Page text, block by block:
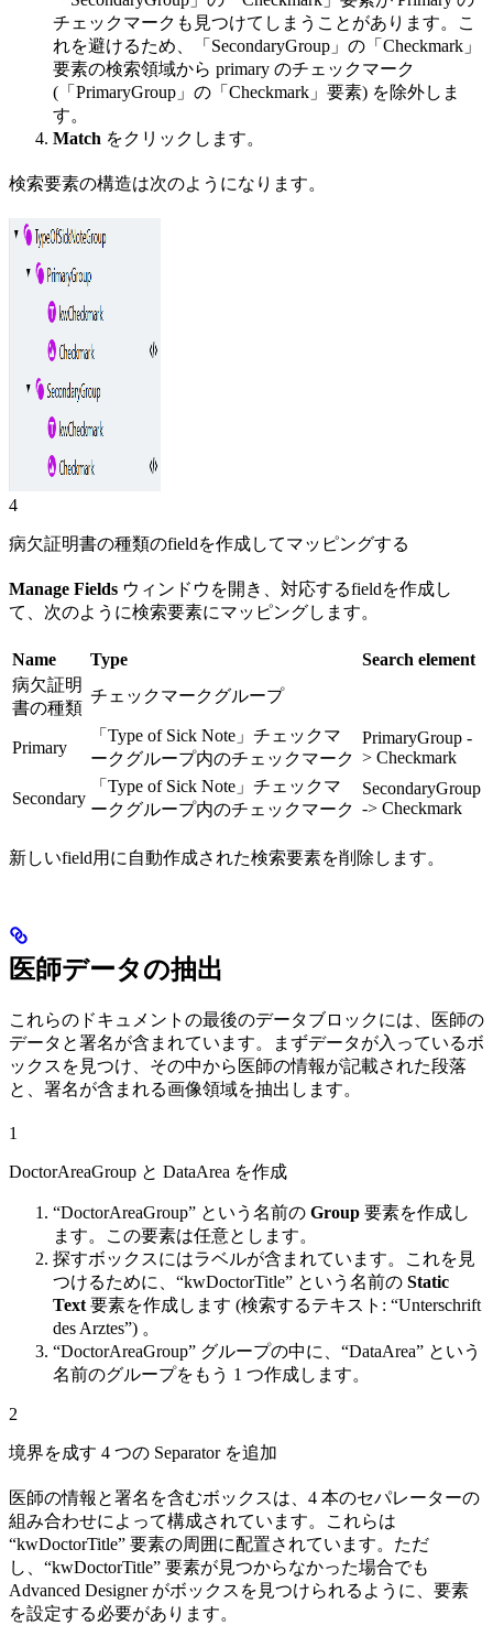
チェックマークも見つけてしまうことがあります。こ
れを避けるため、「SecondaryGroup」の「Checkmark」
要素の検索領域から primary のチェックマーク
(「PrimaryGroup」の「Checkmark」要素) を除外しま
す。
Match をクリックします。
検索要素の構造は次のようになります。
4
病欠証明書の種類のfieldを作成してマッピングする
Manage Fields ウィンドウを開き、対応するfieldを作成し
て、次のように検索要素にマッピングします。
Name Type
Search element
病欠証明
書の種類
チェックマークグループ
Primary
「Type of Sick Note」チェックマ
ークグループ内のチェックマーク
PrimaryGroup -
> Checkmark
Secondary
「Type of Sick Note」チェックマ
ークグループ内のチェックマーク
SecondaryGroup
-> Checkmark
新しいfield用に自動作成された検索要素を削除します。
医師データの抽出
これらのドキュメントの最後のデータブロックには、医師の
データと署名が含まれています。まずデータが入っているボ
ックスを見つけ、その中から医師の情報が記載された段落
と、署名が含まれる画像領域を抽出します。
1
DoctorAreaGroup と DataArea を作成
“DoctorAreaGroup” という名前の Group 要素を作成し
ます。この要素は任意とします。
探すボックスにはラベルが含まれています。これを見
つけるために、“kwDoctorTitle” という名前の Static
Text 要素を作成します (検索するテキスト: “Unterschrift
des Arztes”) 。
“DoctorAreaGroup” グループの中に、“DataArea” という
名前のグループをもう 1 つ作成します。
2
境界を成す 4 つの Separator を追加
医師の情報と署名を含むボックスは、4 本のセパレーターの
組み合わせによって構成されています。これらは
“kwDoctorTitle” 要素の周囲に配置されています。ただ
し、“kwDoctorTitle” 要素が見つからなかった場合でも
Advanced Designer がボックスを見つけられるように、要素
を設定する必要があります。